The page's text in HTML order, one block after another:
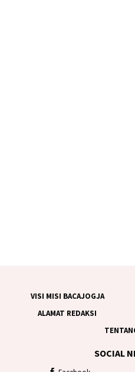
VISI MISI BACAJOGJA
ALAMAT REDAKSI
SOCIAL